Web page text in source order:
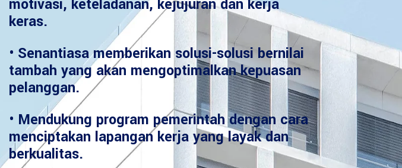
motivasi, keteladanan, kejujuran dan kerja
keras.
• Senantiasa memberikan solusi-solusi bernilai
tambah yang akan mengoptimalkan kepuasan
pelanggan.
• Mendukung program pemerintah dengan cara
menciptakan lapangan kerja yang layak dan
berkualitas.